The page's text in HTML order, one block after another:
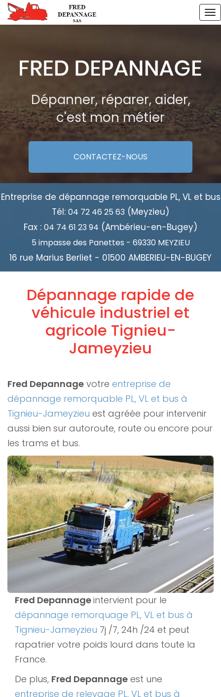
Aller
au
Dépanner, réparer, aider,
c'est mon métier
CONTACTEZ-NOUS
Entreprise de dépannage remorquable PL, VL et bus
Tél: 04 72 46 25 63 (Meyzieu)
Fax : 04 74 61 23 94 (Ambérieu-en-Bugey)
5 impasse des Panettes - 69330 MEYZIEU
16 rue Marius Berliet - 01500 AMBERIEU-EN-BUGEY
Dépannage rapide de
véhicule industriel et
agricole Tignieu-
Jameyzieu
Fred Depannage votre entreprise de
dépannage remorquable PL, VL et bus à
Tignieu-Jameyzieu est agréée pour intervenir
aussi bien sur autoroute, route ou encore pour
les trams et bus.
Fred Depannageintervient pour le
dépannage remorquage PL, VL et bus à
Tignieu-Jameyzieu 7j /7, 24h /24 et peut
rapatrier votre poids lourd dans toute la
France.
De plus, Fred Depannage est une
entreprise de relevage PL, VL et bus à